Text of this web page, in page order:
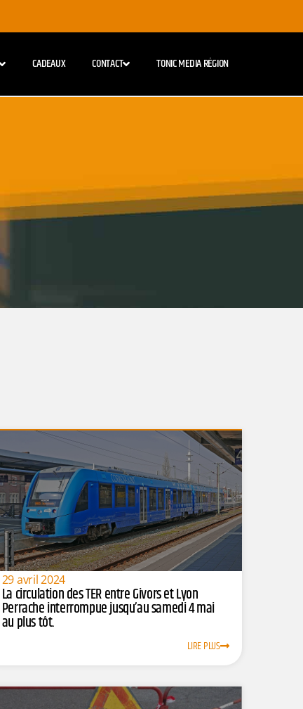
CADEAUX CONTACT TONIC MEDIA RÉGION
29 avril 2024
La circulation des TER entre Givors et Lyon
Perrache interrompue jusqu’au samedi 4 mai
au plus tôt.
LIRE PLUS